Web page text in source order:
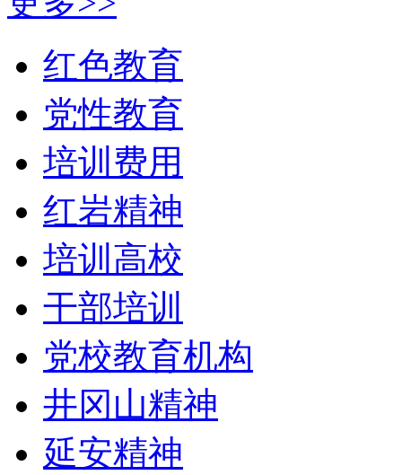
红色教育
党性教育
培训费用
红岩精神
培训高校
干部培训
党校教育机构
井冈山精神
延安精神